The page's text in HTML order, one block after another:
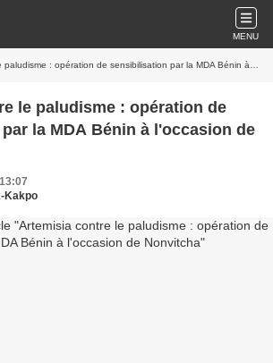
MENU
: opération de sensibilisation par la MDA Bénin à l'occasion de Nonvitcha
le paludisme : opération de
la MDA Bénin à l'occasion de
Kakpo